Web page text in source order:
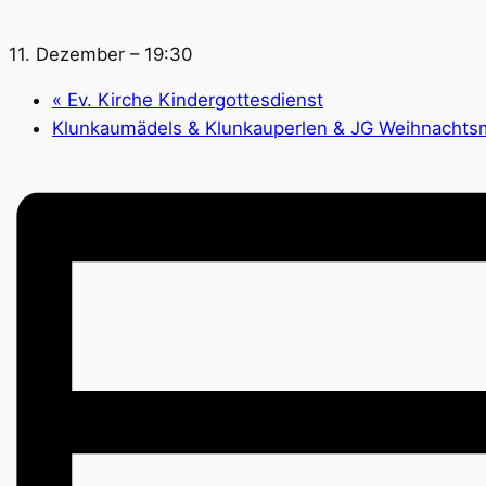
11. Dezember – 19:30
« Ev. Kirche Kindergottesdienst
Klunkaumädels & Klunkauperlen & JG